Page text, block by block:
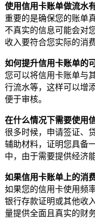
使用信用卡账单做流水
重要的是确保您的账单
不真实的信息可能会对
收入要符合您实际的消
如何提升信用卡账单的
您可以将信用卡账单与
行流水等，这样可以增
便于审核。
在什么情况下需要使用
很多时候，申请签证、
辅助材料，证明您具备
中，由于需要提供经济
如果信用卡账单上的消
如果您的信用卡使用频
银行存款证明或其他收
量提供全面且真实的财